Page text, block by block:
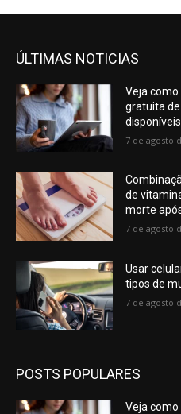
ÚLTIMAS NOTICIAS
Veja
gratuita
disponíveis
7 de agosto
de
morte
7 de agosto
Usar
tipos de
7 de agosto
POSTS POPULARES
Veja